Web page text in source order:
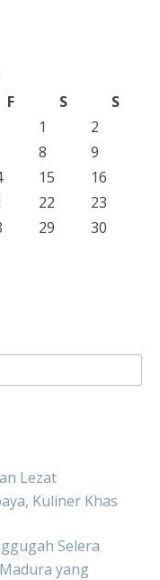
F S
S
1
2
8
9
15
16
22
23
29
30
Lezat
Kuliner Khas
Selera
yang